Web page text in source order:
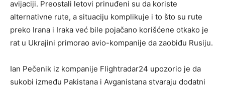
avijaciji. Preostali letovi prinuđeni su da koriste
alternativne rute, a situaciju komplikuje i to što su rute
preko Irana i Iraka već bile pojačano korišćene otkako je
rat u Ukrajini primorao avio-kompanije da zaobiđu Rusiju.
Ian Pečenik iz kompanije Flightradar24 upozorio je da
sukobi između Pakistana i Avganistana stvaraju dodatni